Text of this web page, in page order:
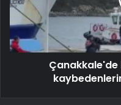
Çanakkale'de